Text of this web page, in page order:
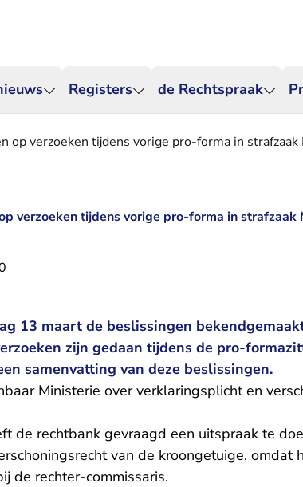
Registers de Rechtspraak
op verzoeken tijdens vorige pro-forma in strafzaak
verzoeken tijdens vorige pro-forma in strafzaak
13 maart de beslissingen
zijn gedaan tijdens de pro-
samenvatting van deze beslissingen.
Ministerie over verklaringsplicht en
de rechtbank gevraagd een uitspraak te
van de kroongetuige, omdat
de rechter-commissaris.